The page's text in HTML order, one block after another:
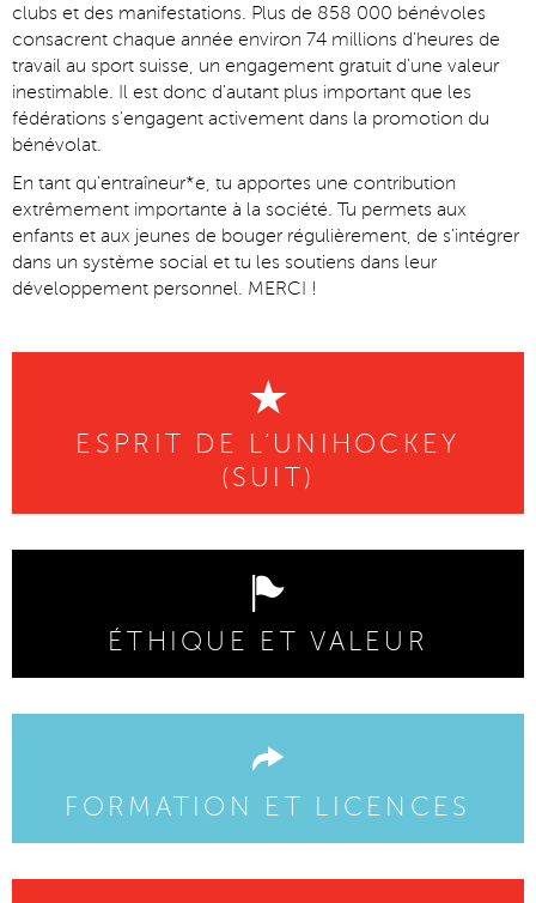
clubs et des manifestations. Plus de 858 000 bénévoles
consacrent chaque année environ 74 millions d'heures de
travail au sport suisse, un engagement gratuit d'une valeur
inestimable. Il est donc d'autant plus important que les
fédérations s'engagent activement dans la promotion du
bénévolat.
En tant qu'entraîneur*e, tu apportes une contribution
extrêmement importante à la société. Tu permets aux
enfants et aux jeunes de bouger régulièrement, de s'intégrer
dans un système social et tu les soutiens dans leur
développement personnel. MERCI !
ESPRIT DE L’UNIHOCKEY
(SUIT)
ÉTHIQUE ET VALEUR
FORMATION ET LICENCES